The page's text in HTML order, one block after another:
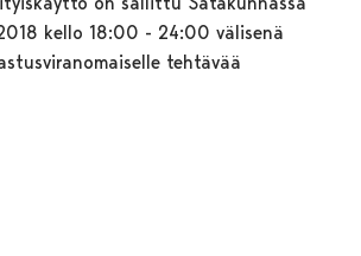
kello 18:00 - 24:00 välisenä
tehtävää